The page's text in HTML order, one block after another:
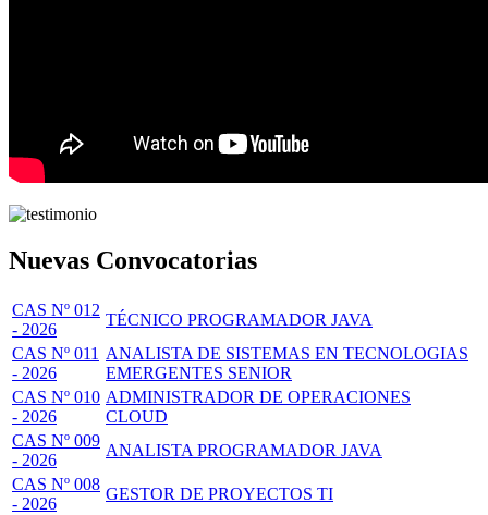
Nuevas Convocatorias
CAS Nº 012
- 2026
TÉCNICO PROGRAMADOR JAVA
CAS Nº 011
- 2026
ANALISTA DE SISTEMAS EN TECNOLOGIAS
EMERGENTES SENIOR
CAS Nº 010
- 2026
ADMINISTRADOR DE OPERACIONES
CLOUD
CAS Nº 009
- 2026
ANALISTA PROGRAMADOR JAVA
CAS Nº 008
- 2026
GESTOR DE PROYECTOS TI